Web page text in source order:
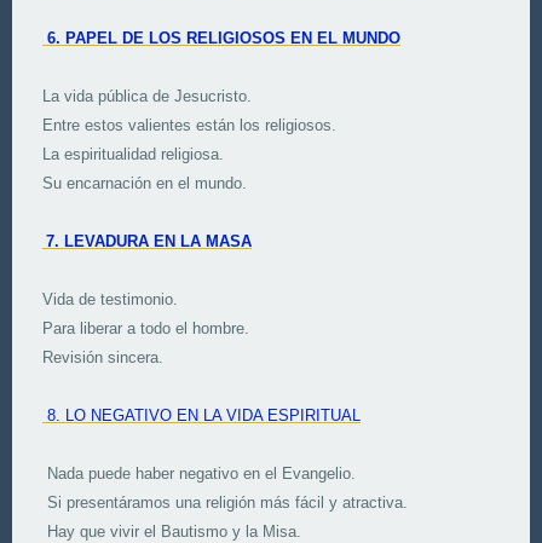
6. PAPEL DE LOS RELIGIOSOS EN EL MUNDO
La vida pública de Jesucristo.
Entre estos valientes están los religiosos.
La espiritualidad religiosa.
Su encarnación en el mundo.
7. LEVADURA EN LA MASA
Vida de testimonio.
Para liberar a todo el hombre.
Revisión sincera.
8. LO NEGATIVO EN LA VIDA ESPIRITUAL
Nada puede haber negativo en el Evangelio.
Si presentáramos una religión más fácil y atractiva.
Hay que vivir el Bautismo y la Misa.